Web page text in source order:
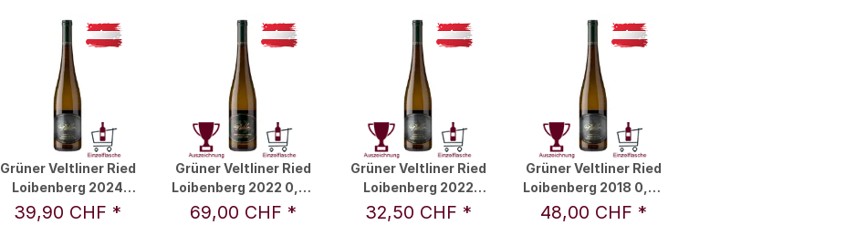
Grüner Veltliner Ried
Loibenberg 2024
0,375 l - F.X. Pichler
39,90 CHF *
Grüner Veltliner Ried
Loibenberg 2022 0,75
l - F.X. Pichler
69,00 CHF *
Grüner Veltliner Ried
Loibenberg 2022
0,375 l - F.X. Pichler
32,50 CHF *
Grüner Veltliner Ried
Loibenberg 2018 0,75
l - F.X. Pichler
48,00 CHF *